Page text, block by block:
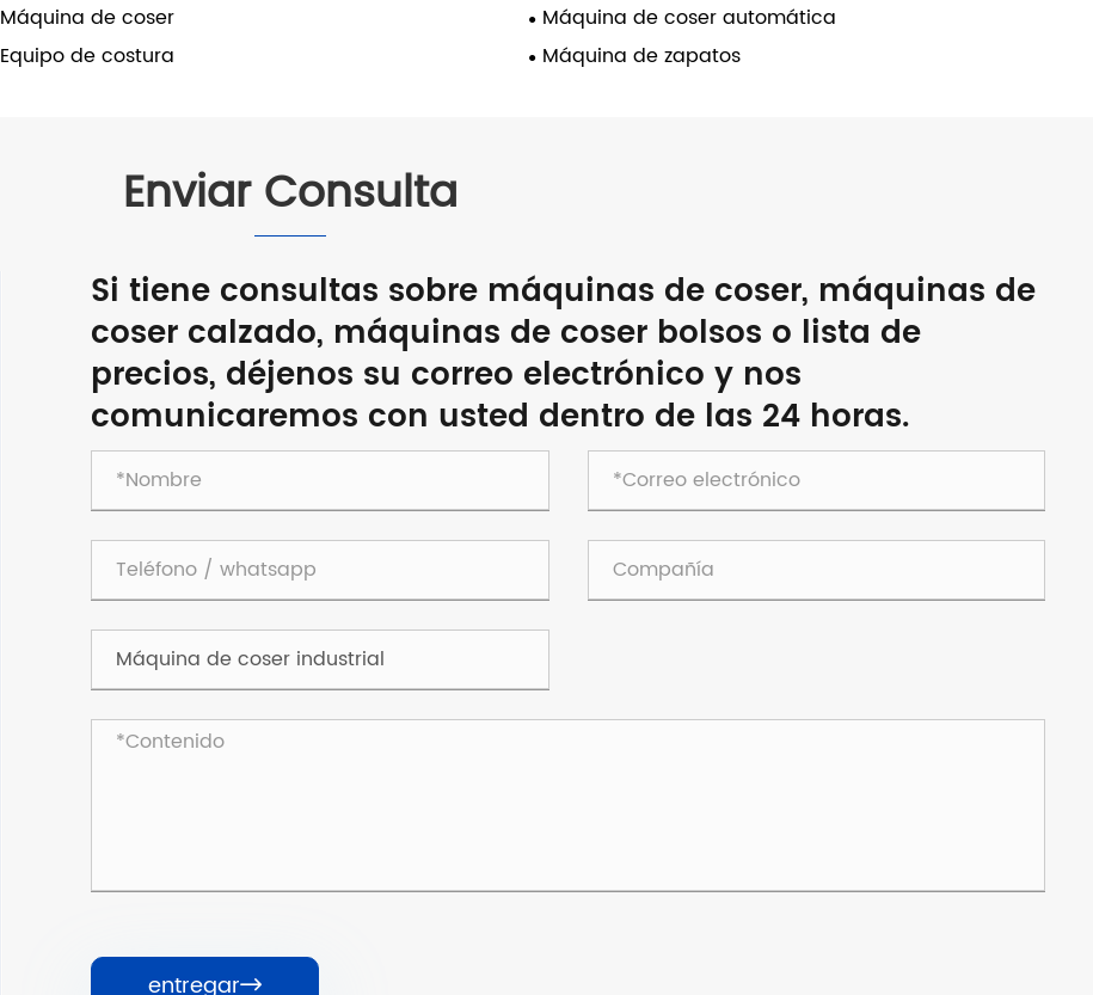
Máquina de coser
Máquina de coser automática
Equipo de costura
Máquina de zapatos
Enviar Consulta
Si tiene consultas sobre máquinas de coser, máquinas de
coser calzado, máquinas de coser bolsos o lista de
precios, déjenos su correo electrónico y nos
comunicaremos con usted dentro de las 24 horas.
entregar